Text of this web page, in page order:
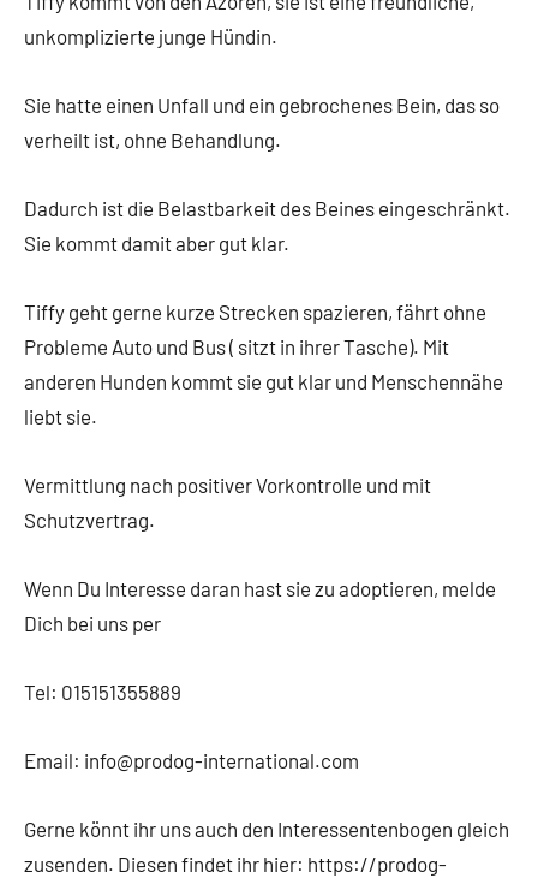
unkomplizierte junge Hündin.
Sie hatte einen Unfall und ein gebrochenes Bein, das so
verheilt ist, ohne Behandlung.
Dadurch ist die Belastbarkeit des Beines eingeschränkt.
Sie kommt damit aber gut klar.
Tiffy geht gerne kurze Strecken spazieren, fährt ohne
Probleme Auto und Bus ( sitzt in ihrer Tasche). Mit
anderen Hunden kommt sie gut klar und Menschennähe
liebt sie.
Vermittlung nach positiver Vorkontrolle und mit
Schutzvertrag.
Wenn Du Interesse daran hast sie zu adoptieren, melde
Dich bei uns per
Tel: 015151355889
Email: info@prodog-international.com
Gerne könnt ihr uns auch den Interessentenbogen gleich
zusenden. Diesen findet ihr hier: https://prodog-